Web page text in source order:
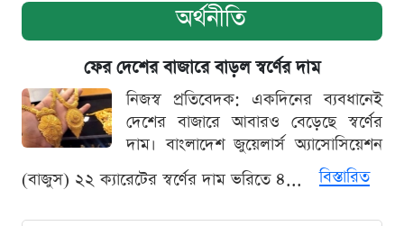
অর্থনীতি
ফের দেশের বাজারে বাড়ল স্বর্ণের দাম
নিজস্ব প্রতিবেদক: একদিনের ব্যবধানেই
দেশের বাজারে আবারও বেড়েছে স্বর্ণের
দাম। বাংলাদেশ জুয়েলার্স অ্যাসোসিয়েশন
(বাজুস) ২২ ক্যারেটের স্বর্ণের দাম ভরিতে ৪...
বিস্তারিত